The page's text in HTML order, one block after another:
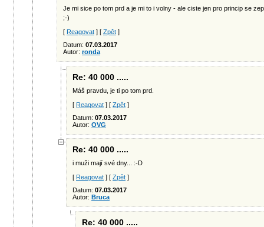
Je mi sice po tom prd a je mi to i volny - ale ciste jen pro princip se
;-)
[ Reagovat ] [ Zpět ]
Datum: 07.03.2017
Autor: ronda
Re: 40 000 .....
Máš pravdu, je ti po tom prd.
[ Reagovat ] [ Zpět ]
Datum: 07.03.2017
Autor: OVG
Re: 40 000 .....
i muži mají své dny... :-D
[ Reagovat ] [ Zpět ]
Datum: 07.03.2017
Autor: Bruca
Re: 40 000 .....